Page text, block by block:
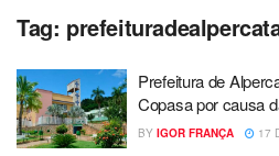
Tag:
Prefeitura de
Copasa por causa
BY IGOR FRANÇA 17